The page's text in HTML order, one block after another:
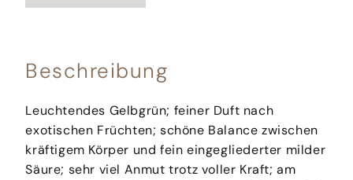
Beschreibung
Leuchtendes Gelbgrün; feiner Duft nach
exotischen Früchten; schöne Balance zwischen
kräftigem Körper und fein eingegliederter milder
Säure; sehr viel Anmut trotz voller Kraft; am